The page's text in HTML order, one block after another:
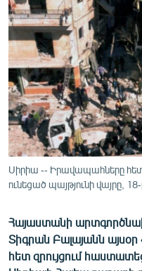
ՏԱՐԱԾԱՇՐՋԱՆ
ՄԻՋԱԶԳԱՅԻՆ
ՄՇԱԿՈՒՅԹ
ՍՊՈՐՏ
ՄԵԿՆԱԲԱՆՈՒԹՅՈՒՆ
ՏՏ ԵՒ ԻՆՏԵՐՆԵՏ
ԱՐԽԻՎ
ԲԱՆԱՎԵՃ
ՁԳՏԵԼՈՎ
Սիրիա -- Իրավապահները
ունեցած պայթյունի վայրը,
Հայաստանի
Տիգրան Բալայանն
հետ զրույցում